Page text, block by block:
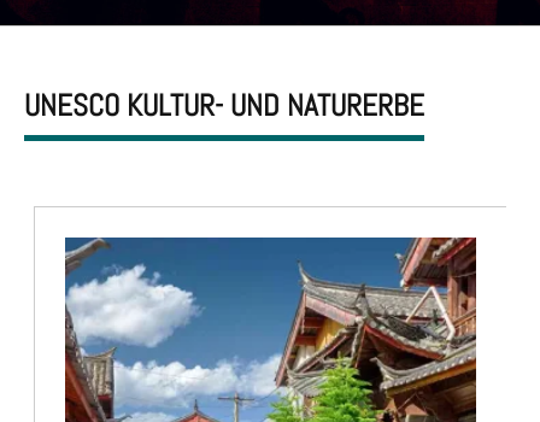
UNESCO KULTUR- UND NATURERBE